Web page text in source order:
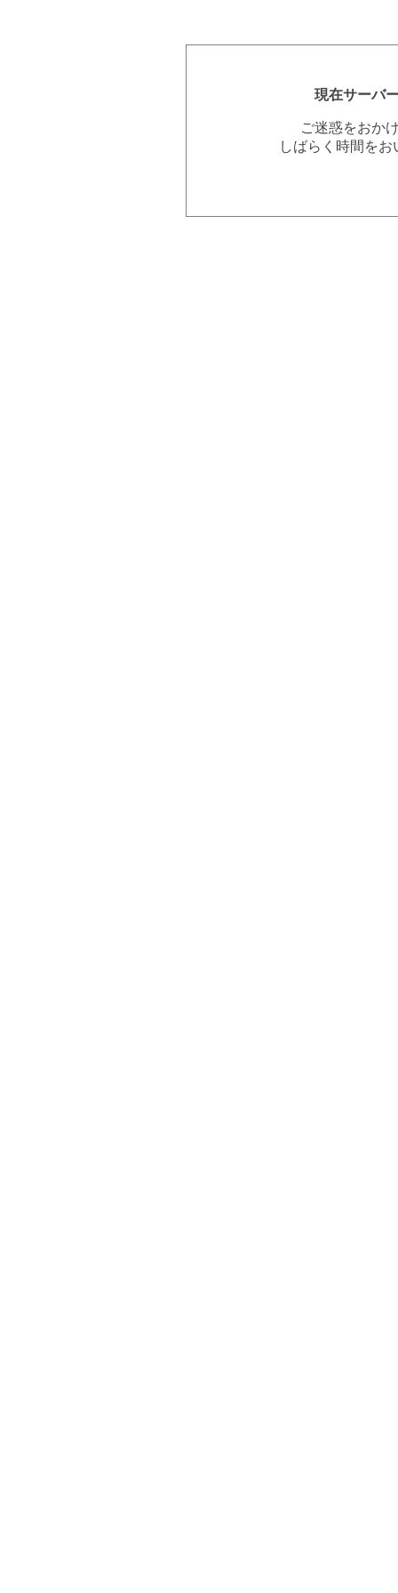
現在サーバ
ご迷惑をおか
しばらく時間を